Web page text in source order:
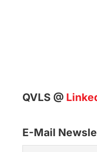
QVLS @
E-Mail